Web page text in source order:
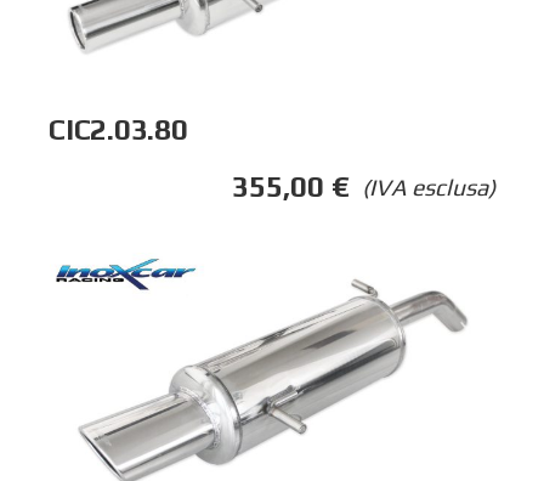
CIC2.03.80
(IVA esclusa)
355,00 €